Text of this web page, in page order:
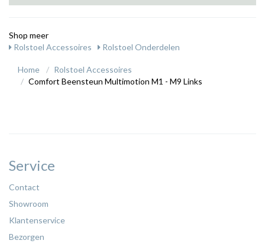
Shop meer
Rolstoel Accessoires
Rolstoel Onderdelen
Home
Rolstoel Accessoires
Comfort Beensteun Multimotion M1 - M9 Links
Service
Contact
Showroom
Klantenservice
Bezorgen